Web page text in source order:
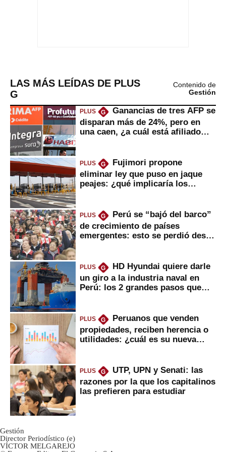
LAS MÁS LEÍDAS DE PLUS
G
Contenido de
Gestión
PLUS G
Ganancias de tres AFP se
disparan más de 24%, pero en
una caen, ¿a cuál está afiliado
PLUS G
Fujimori propone
eliminar ley que puso en jaque
peajes: ¿qué implicaría los
PLUS G
Perú se “bajó del barco”
de crecimiento de países
emergentes: esto se perdió desde
PLUS G
HD Hyundai quiere darle
un giro a la industria naval en
Perú: los 2 grandes pasos que
PLUS G
Peruanos que venden
propiedades, reciben herencia o
utilidades: ¿cuál es su nueva
PLUS G
UTP, UPN y Senati: las
razones por la que los capitalinos
las prefieren para estudiar
Gestión
Director Periodístico (e)
VÍCTOR MELGAREJO